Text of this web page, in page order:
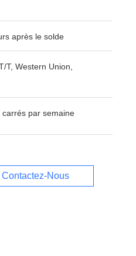
après le solde
T, Western Union,
par semaine
Contactez-Nous